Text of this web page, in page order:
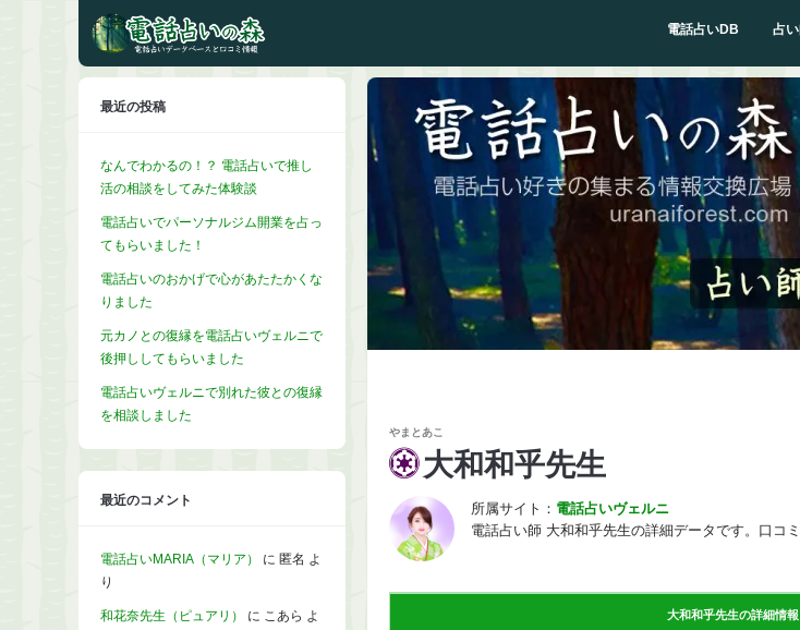
電話占いDB 占
やまとあこ
大和和乎先生
所属サイト： 電話占いヴェルニ
電話占い師 大和和乎先生の詳細データです。口コ
大和和乎先生の詳細情報
最近の投稿
なんでわかるの！？ 電話占いで推し
活の相談をしてみた体験談
電話占いでパーソナルジム開業を占っ
てもらいました！
電話占いのおかげで心があたたかくな
りました
元カノとの復縁を電話占いヴェルニで
後押ししてもらいました
電話占いヴェルニで別れた彼との復縁
を相談しました
最近のコメント
電話占いMARIA（マリア） に 匿名 よ
り
和花奈先生（ピュアリ） に こあら よ